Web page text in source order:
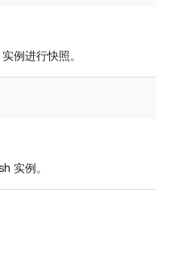
例进行快照。
实例。